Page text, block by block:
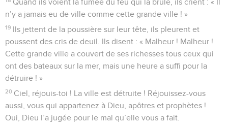
Quand ils voient la fumée du feu qui la brûle, ils crient : « Il
n’y a jamais eu de ville comme cette grande ville ! »
19 Ils jettent de la poussière sur leur tête, ils pleurent et
poussent des cris de deuil. Ils disent : « Malheur ! Malheur !
Cette grande ville a couvert de ses richesses tous ceux qui
ont des bateaux sur la mer, mais une heure a suffi pour la
détruire ! »
20 Ciel, réjouis-toi ! La ville est détruite ! Réjouissez-vous
aussi, vous qui appartenez à Dieu, apôtres et prophètes !
Oui, Dieu l’a jugée pour le mal qu’elle vous a fait.